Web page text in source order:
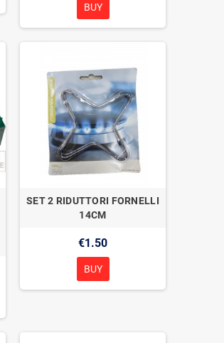
BUY
SET 2 RIDUTTORI FORNELLI
14CM
€1.50
BUY